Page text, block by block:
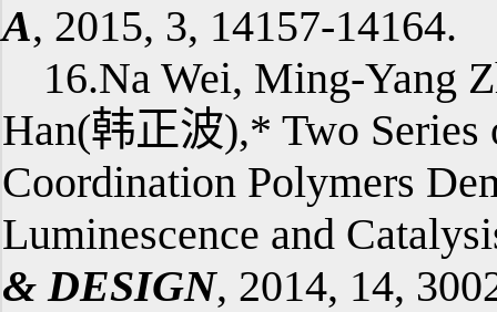
A, 2015, 3, 14157-14164.
16.Na Wei, Ming-Yang
Han(韩正波),* Two Series
Coordination Polymers
Luminescence and
& DESIGN, 2014, 14,